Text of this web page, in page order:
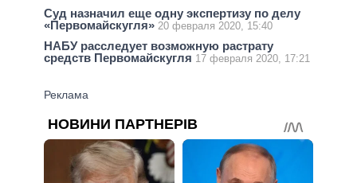
Суд назначил еще одну экспертизу по делу
«Первомайскугля» 20 февраля 2020, 15:40
НАБУ расследует возможную растрату
средств Первомайскугля 17 февраля 2020, 17:21